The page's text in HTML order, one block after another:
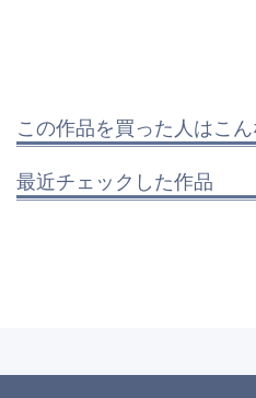
この作品を買った人はこ
最近チェックした作品